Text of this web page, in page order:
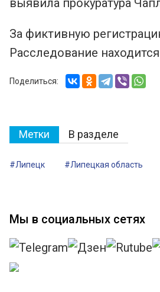
За фиктивную
Расследование
Поделиться:
Метки В разделе
#Липецк #Липецкая область
Мы в социальных сетях